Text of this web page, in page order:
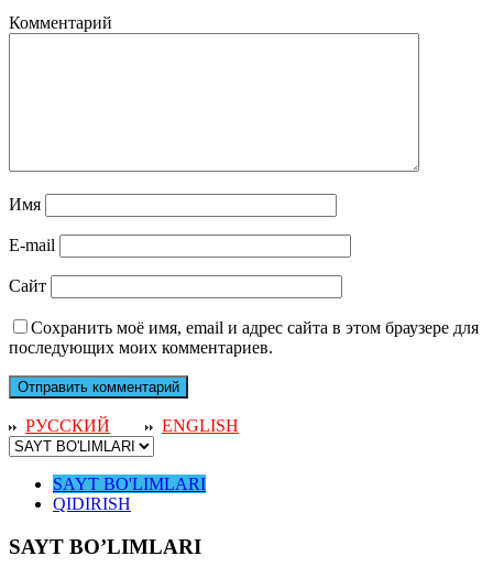
Комментарий
Имя
E-mail
Сайт
Сохранить моё имя, email и адрес сайта в этом браузере для
последующих моих комментариев.
РУССКИЙ ENGLISH
SAYT BO'LIMLARI
QIDIRISH
SAYT BO’LIMLARI